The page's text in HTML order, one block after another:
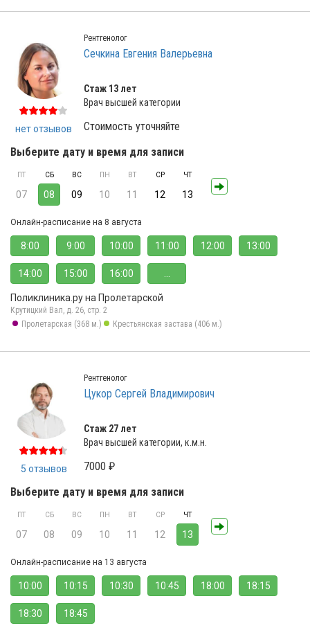
нет отзывов
Рентгенолог
Сечкина Евгения Валерьевна
Стаж 13 лет
Врач высшей категории
Стоимость уточняйте
Выберите дату и время для записи
ПТ
07
СБ
08
ВС
09
ПН
10
ВТ
11
СР
12
ЧТ
13
Онлайн-расписание на 8 августа
8:00 9:00 10:00 11:00 12:00 13:00
14:00 15:00 16:00
Поликлиника.ру на Пролетарской
Крутицкий Вал, д. 26, стр. 2
Пролетарская (368 м.)
Крестьянская застава (406 м.)
5 отзывов
Рентгенолог
Цукор Сергей Владимирович
Стаж 27 лет
Врач высшей категории, к.м.н.
7000 ₽
Выберите дату и время для записи
ПТ
07
СБ
08
ВС
09
ПН
10
ВТ
11
СР
12
ЧТ
13
Онлайн-расписание на 13 августа
10:00 10:15 10:30 10:45 18:00 18:15
18:30 18:45